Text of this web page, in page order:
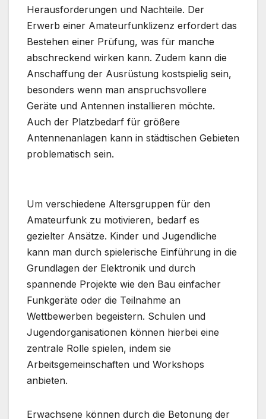
Herausforderungen und Nachteile. Der
Erwerb einer Amateurfunklizenz erfordert das
Bestehen einer Prüfung, was für manche
abschreckend wirken kann. Zudem kann die
Anschaffung der Ausrüstung kostspielig sein,
besonders wenn man anspruchsvollere
Geräte und Antennen installieren möchte.
Auch der Platzbedarf für größere
Antennenanlagen kann in städtischen Gebieten
problematisch sein.
Um verschiedene Altersgruppen für den
Amateurfunk zu motivieren, bedarf es
gezielter Ansätze. Kinder und Jugendliche
kann man durch spielerische Einführung in die
Grundlagen der Elektronik und durch
spannende Projekte wie den Bau einfacher
Funkgeräte oder die Teilnahme an
Wettbewerben begeistern. Schulen und
Jugendorganisationen können hierbei eine
zentrale Rolle spielen, indem sie
Arbeitsgemeinschaften und Workshops
anbieten.
Erwachsene können durch die Betonung der